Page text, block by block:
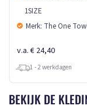
1SIZE
Merk: The One
v.a. € 24,40
1 - 2 werkdagen
BEKIJK DE